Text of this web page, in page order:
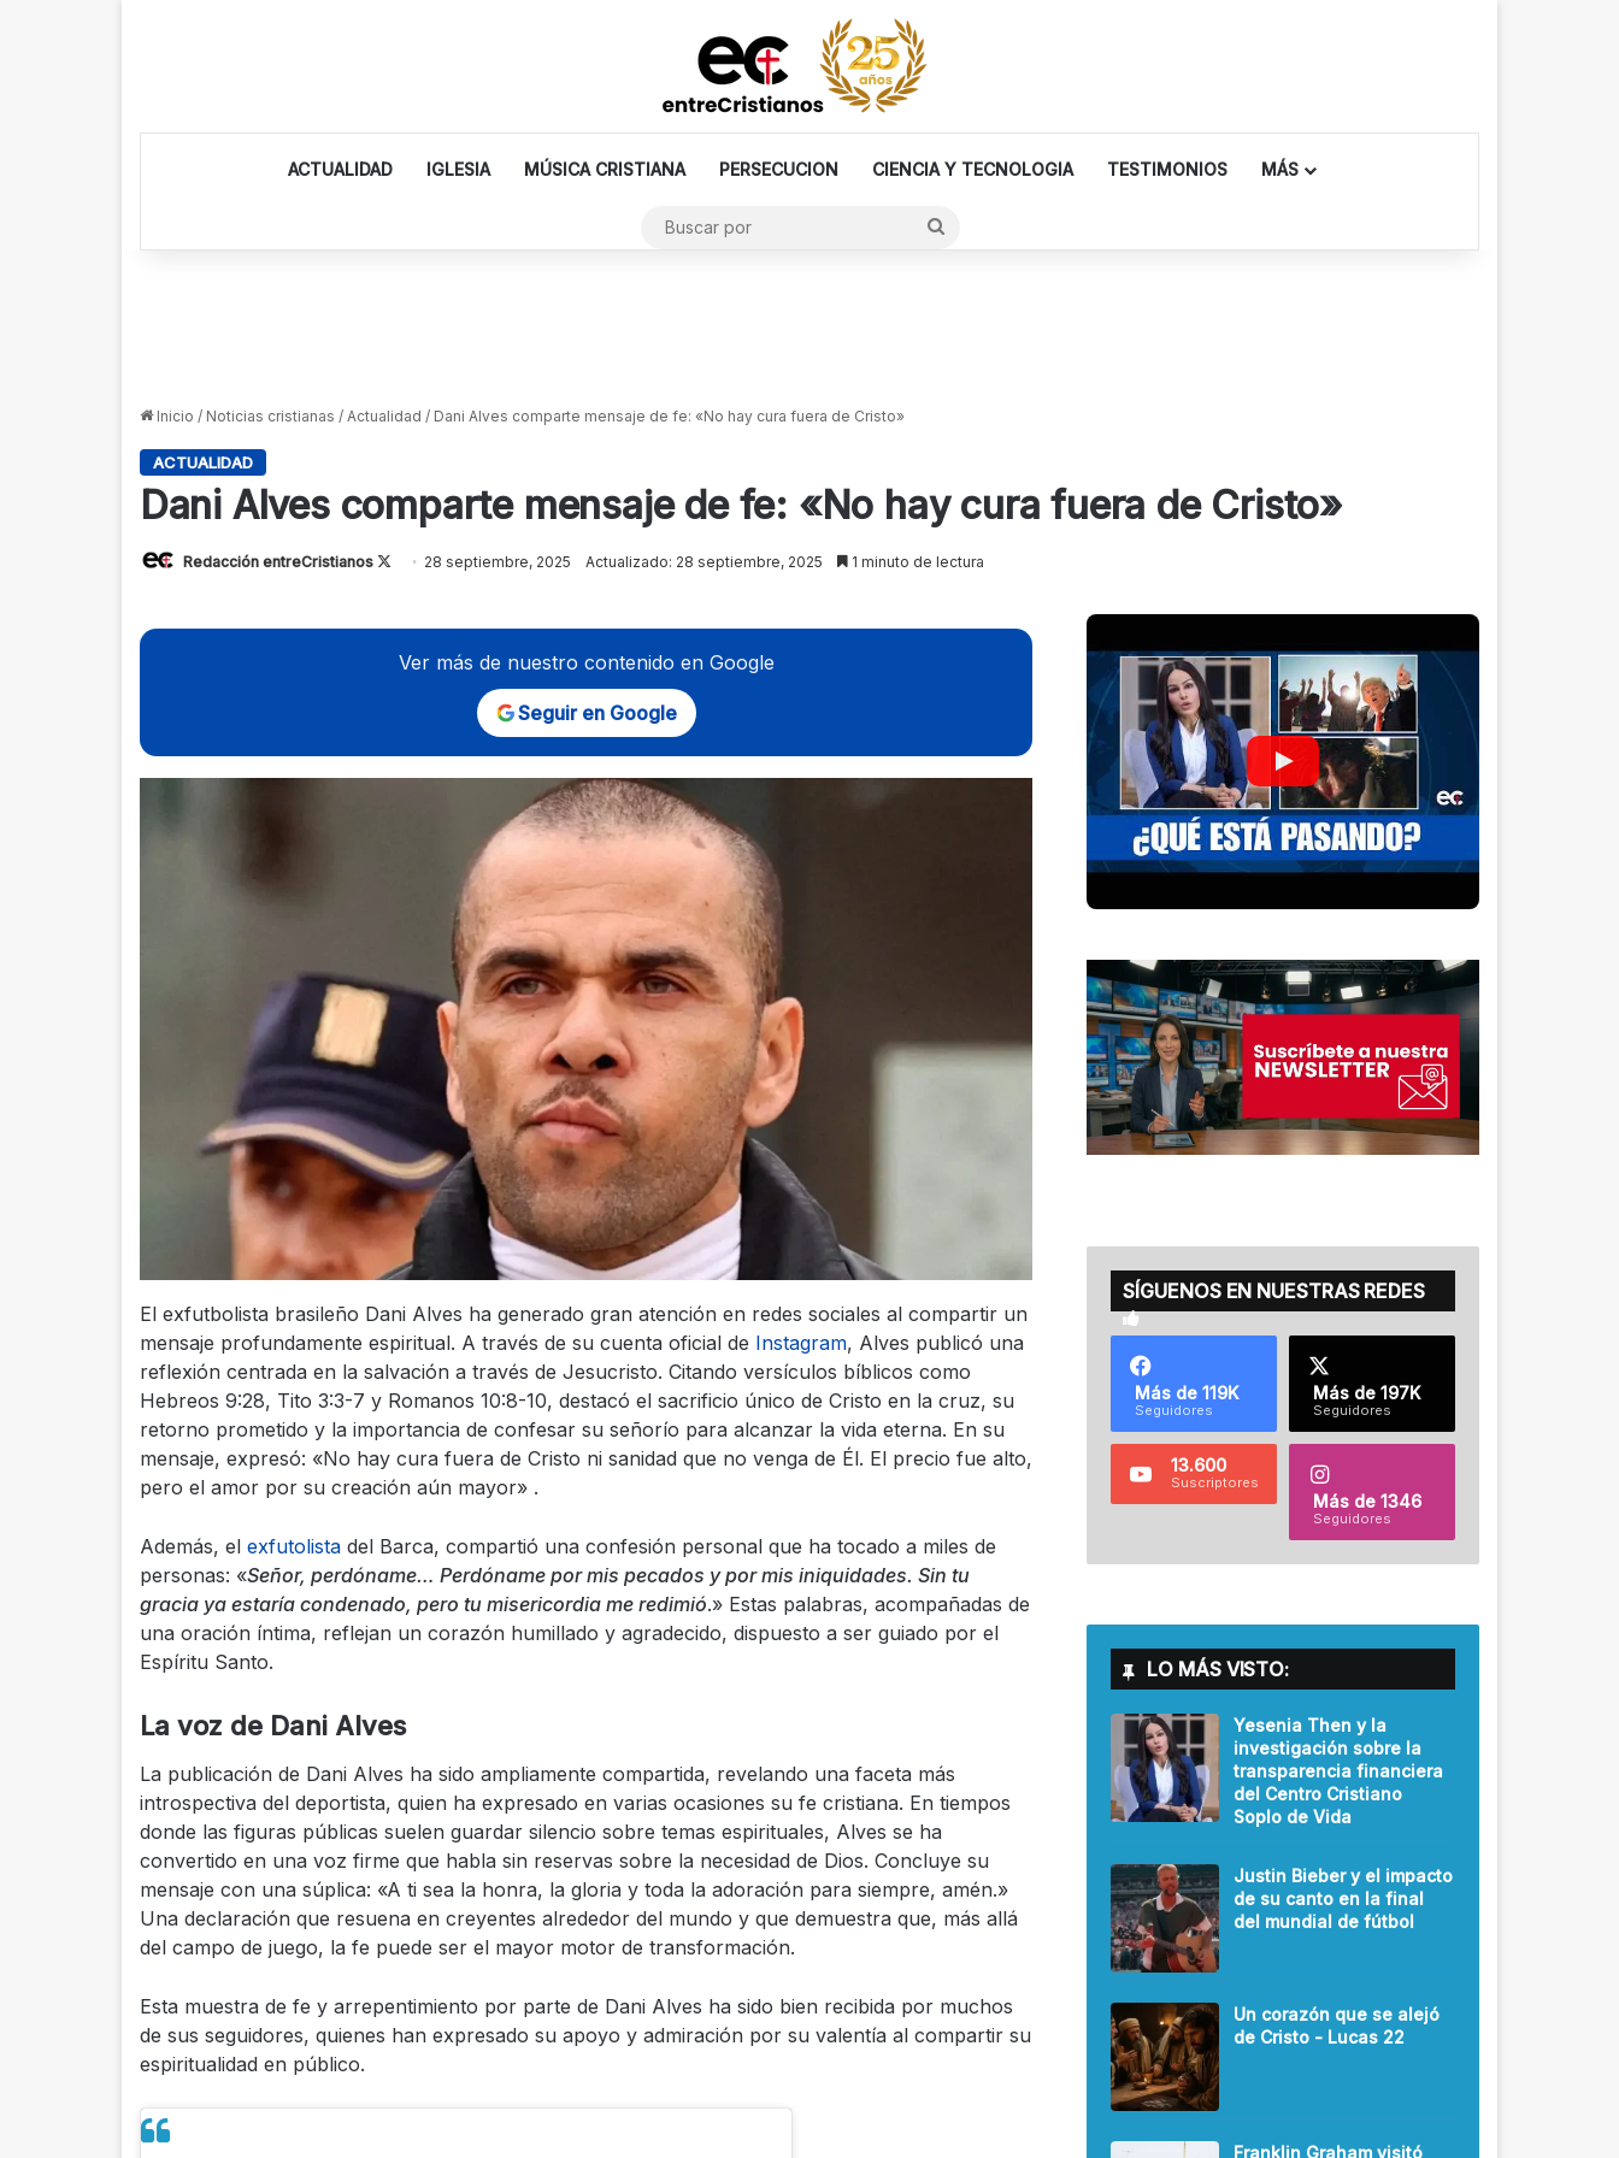
ACTUALIDAD IGLESIA MÚSICA CRISTIANA PERSECUCION CIENCIA Y TECNOLOGIA TESTIMONIOS MÁS
Inicio / Noticias cristianas / Actualidad / Dani Alves comparte mensaje de fe: «No hay cura fuera de Cristo»
ACTUALIDAD
Dani Alves comparte mensaje de fe: «No hay cura fuera de Cristo»
Redacción entreCristianos
Follow28 septiembre, 2025 Actualizado: 28 septiembre, 2025 1 minuto de lectura
Ver más de nuestro contenido en Google
Seguir en Google
El exfutbolista brasileño Dani Alves ha generado gran atención en redes sociales al compartir un
mensaje profundamente espiritual. A través de su cuenta oficial de Instagram, Alves publicó una
reflexión centrada en la salvación a través de Jesucristo. Citando versículos bíblicos como
Hebreos 9:28, Tito 3:3-7 y Romanos 10:8-10, destacó el sacrificio único de Cristo en la cruz, su
retorno prometido y la importancia de confesar su señorío para alcanzar la vida eterna. En su
mensaje, expresó: «No hay cura fuera de Cristo ni sanidad que no venga de Él. El precio fue alto,
pero el amor por su creación aún mayor» .
Además, el exfutolistadel Barca, compartió una confesión personal que ha tocado a miles de
personas: «Señor, perdóname… Perdóname por mis pecados y por mis iniquidades. Sin tu
gracia ya estaría condenado, pero tu misericordia me redimió.» Estas palabras, acompañadas de
una oración íntima, reflejan un corazón humillado y agradecido, dispuesto a ser guiado por el
Espíritu Santo.
La voz de Dani Alves
La publicación de Dani Alves ha sido ampliamente compartida, revelando una faceta más
introspectiva del deportista, quien ha expresado en varias ocasiones su fe cristiana. En tiempos
donde las figuras públicas suelen guardar silencio sobre temas espirituales, Alves se ha
convertido en una voz firme que habla sin reservas sobre la necesidad de Dios. Concluye su
mensaje con una súplica: «A ti sea la honra, la gloria y toda la adoración para siempre, amén.»
Una declaración que resuena en creyentes alrededor del mundo y que demuestra que, más allá
del campo de juego, la fe puede ser el mayor motor de transformación.
Esta muestra de fe y arrepentimiento por parte de Dani Alves ha sido bien recibida por muchos
de sus seguidores, quienes han expresado su apoyo y admiración por su valentía al compartir su
espiritualidad en público.
SÍGUENOS EN NUESTRAS REDES
Más de 119K
Seguidores
Más de 197K
Seguidores
13.600
Suscriptores
Más de 1346
Seguidores
LO MÁS VISTO:
Yesenia Then y la
investigación sobre la
transparencia financiera
del Centro Cristiano
Soplo de Vida
Justin Bieber y el impacto
de su canto en la final
del mundial de fútbol
Un corazón que se alejó
de Cristo - Lucas 22
Franklin Graham visitó